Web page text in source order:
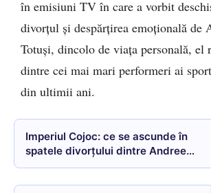
în emisiuni TV în care a vorbit
divorțul și despărțirea emoțională de
Totuși, dincolo de viața personală, el
dintre cei mai mari performeri ai
din ultimii ani.
Imperiul Cojoc: ce se ascunde în
spatele divorțului dintre Andreea
Popescu și Rareș Cojoc? Adevărul